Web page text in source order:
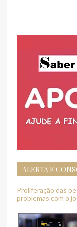
ALERTA E
Proliferação das
problemas com o